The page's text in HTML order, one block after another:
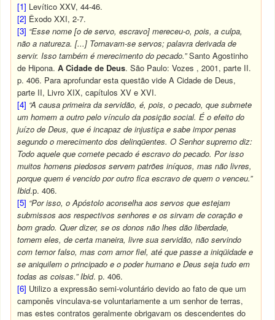
[1] Levítico XXV, 44-46.
[2] Êxodo XXI, 2-7.
[3] “Esse nome [o de servo, escravo] mereceu-o, pois, a culpa,
não a natureza. [...] Tornavam-se servos; palavra derivada de
servir. Isso também é merecimento do pecado.”Santo Agostinho
de Hipona.A Cidade de Deus. São Paulo: Vozes , 2001, parte II.
p. 406. Para aprofundar esta questão vide A Cidade de Deus,
parte II, Livro XIX, capítulos XV e XVI.
[4] “A causa primeira da servidão, é, pois, o pecado, que submete
um homem a outro pelo vínculo da posição social. É o efeito do
juízo de Deus, que é incapaz de injustiça e sabe impor penas
segundo o merecimento dos delinqüentes. O Senhor supremo diz:
Todo aquele que comete pecado é escravo do pecado. Por isso
muitos homens piedosos servem patrões iníquos, mas não livres,
porque quem é vencido por outro fica escravo de quem o venceu.”
Ibid.p. 406.
[5] “Por isso, o Apóstolo aconselha aos servos que estejam
submissos aos respectivos senhores e os sirvam de coração e
bom grado. Quer dizer, se os donos não lhes dão liberdade,
tornem eles, de certa maneira, livre sua servidão, não servindo
com temor falso, mas com amor fiel, até que passe a iniqüidade e
se aniquilem o principado e o poder humano e Deus seja tudo em
todas as coisas.” Ibid. p. 406.
[6] Utilizo a expressão semi-voluntário devido ao fato de que um
camponês vinculava-se voluntariamente a um senhor de terras,
mas estes contratos geralmente obrigavam os descendentes do